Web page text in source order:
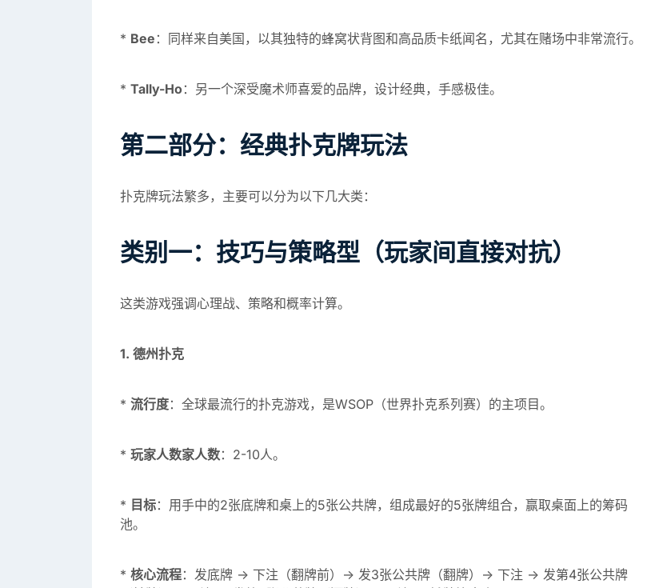
* Bee ：同样来自美国，以其独特的蜂窝状背图和高品质卡纸闻名，尤其在赌场中非常流行。
* Tally-Ho：另一个深受魔术师喜爱的品牌，设计经典，手感极佳。
第二部分：经典扑克牌玩法
扑克牌玩法繁多，主要可以分为以下几大类：
类别一：技巧与策略型（玩家间直接对抗）
这类游戏强调心理战、策略和概率计算。
1. 德州扑克
* 流行度：全球最流行的扑克游戏，是WSOP（世界扑克系列赛）的主项目。
* 玩家人数家人数：2-10人。
* 目标：用手中的2张底牌和桌上的5张公共牌，组成最好的5张牌组合，赢取桌面上的筹码
池。
* 核心流程：发底牌 -> 下注（翻牌前）-> 发3张公共牌（翻牌）-> 下注 -> 发第4张公共牌